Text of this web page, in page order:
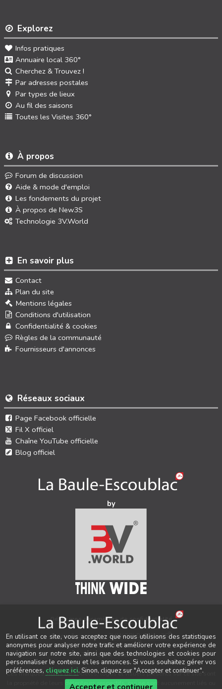
Réseaux sociaux
Page Facebook officielle
Fil X officiel
Chaîne YouTube officielle
Blog officiel
En savoir plus
Contact
Plan du site
Mentions légales
Conditions d'utilisation
Confidentialité & cookies
Règles de la communauté
Fournisseurs d'annonces
Explorez
Infos pratiques
Annuaire local 360°
Cherchez & Trouvez !
Par adresses postales
Par types de lieux
Au fil des saisons
Toutes les Visites 360°
À propos
Forum de discussion
Aide & mode d'emploi
Les fondements du projet
À propos de New3S
Technologie 3V.World
by
Gérer mes paramètres de confidentialité
Auteur & conception 3V.WORLD&New3S ®
© 2021-2026 New3S®
Tous droits réservés.
Les marques, noms de sociétés, logos et visuels présents sur ce site sont
la propriété de leurs détenteurs respectifs, qui ne sont aucunement liés ou
En utilisant ce site, vous acceptez que nous utilisions des statistiques
anonymes pour analyser notre trafic et améliorer votre expérience de
navigation sur notre site, ainsi que des technologies et cookies pour
personnaliser le contenu et les annonces. Si vous souhaitez gérer vos
préférences, cliquez ici. Sinon, cliquez sur "Accepter et continuer".
Accepter et continuer